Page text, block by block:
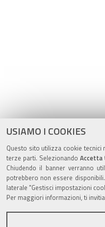
USIAMO I COOKIES
Questo sito utilizza cookie
terze parti. Selezionando Accetta
Chiudendo il banner verranno
potrebbero non essere
laterale "Gestisci impostazioni
Per maggiori informazioni, ti